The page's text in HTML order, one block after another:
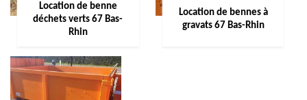
Location de benne
déchets verts 67 Bas-
Rhin
Location de bennes à
gravats 67 Bas-Rhin